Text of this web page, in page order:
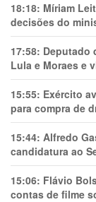
18:18: Míriam
decisões do
17:58: Deputado
Lula e Moraes e
15:55: Exército
para compra de
15:44: Alfredo
candidatura ao
15:06: Flávio
contas de filme